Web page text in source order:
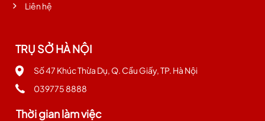
Liên hệ
TRỤ SỞ HÀ NỘI
Số 47 Khúc Thừa Dụ, Q. Cầu Giấy, TP. Hà Nội
039775 8888
Thời gian làm việc